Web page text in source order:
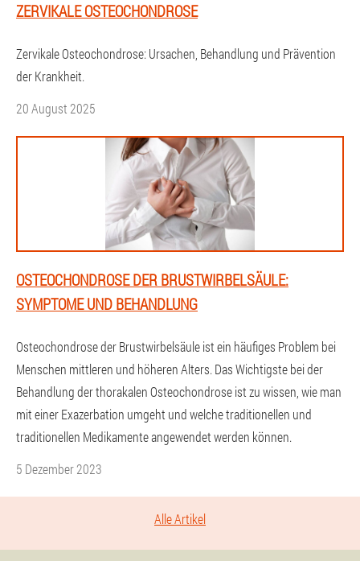
ZERVIKALE OSTEOCHONDROSE
Zervikale Osteochondrose: Ursachen, Behandlung und Prävention
der Krankheit.
20 August 2025
OSTEOCHONDROSE DER BRUSTWIRBELSÄULE:
SYMPTOME UND BEHANDLUNG
Osteochondrose der Brustwirbelsäule ist ein häufiges Problem bei
Menschen mittleren und höheren Alters. Das Wichtigste bei der
Behandlung der thorakalen Osteochondrose ist zu wissen, wie man
mit einer Exazerbation umgeht und welche traditionellen und
traditionellen Medikamente angewendet werden können.
5 Dezember 2023
Alle Artikel